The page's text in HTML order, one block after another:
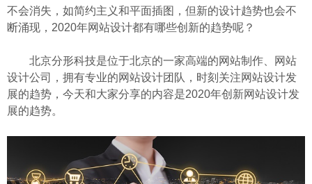
不会消失，如简约主义和平面插图，但新的设计趋势也会不
断涌现，2020年网站设计都有哪些创新的趋势呢？
北京分形科技是位于北京的一家高端的网站制作、网站
设计公司，拥有专业的网站设计团队，时刻关注网站设计发
展的趋势，今天和大家分享的内容是2020年创新网站设计发
展的趋势。